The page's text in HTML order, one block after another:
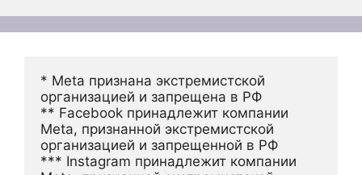
* Meta признана экстремистской
организацией и запрещена в РФ
** Facebook принадлежит компании
Meta, признанной экстремистской
организацией и запрещенной в РФ
*** Instagram принадлежит компании